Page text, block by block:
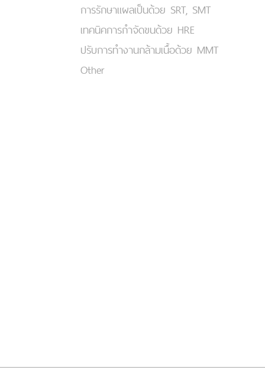
การรักษาแผลเป็นด้วย SRT, SMT
เทคนิคการกำจัดขนด้วย HRE
ปรับการทำงานกล้ามเนื้อด้วย MMT
Other